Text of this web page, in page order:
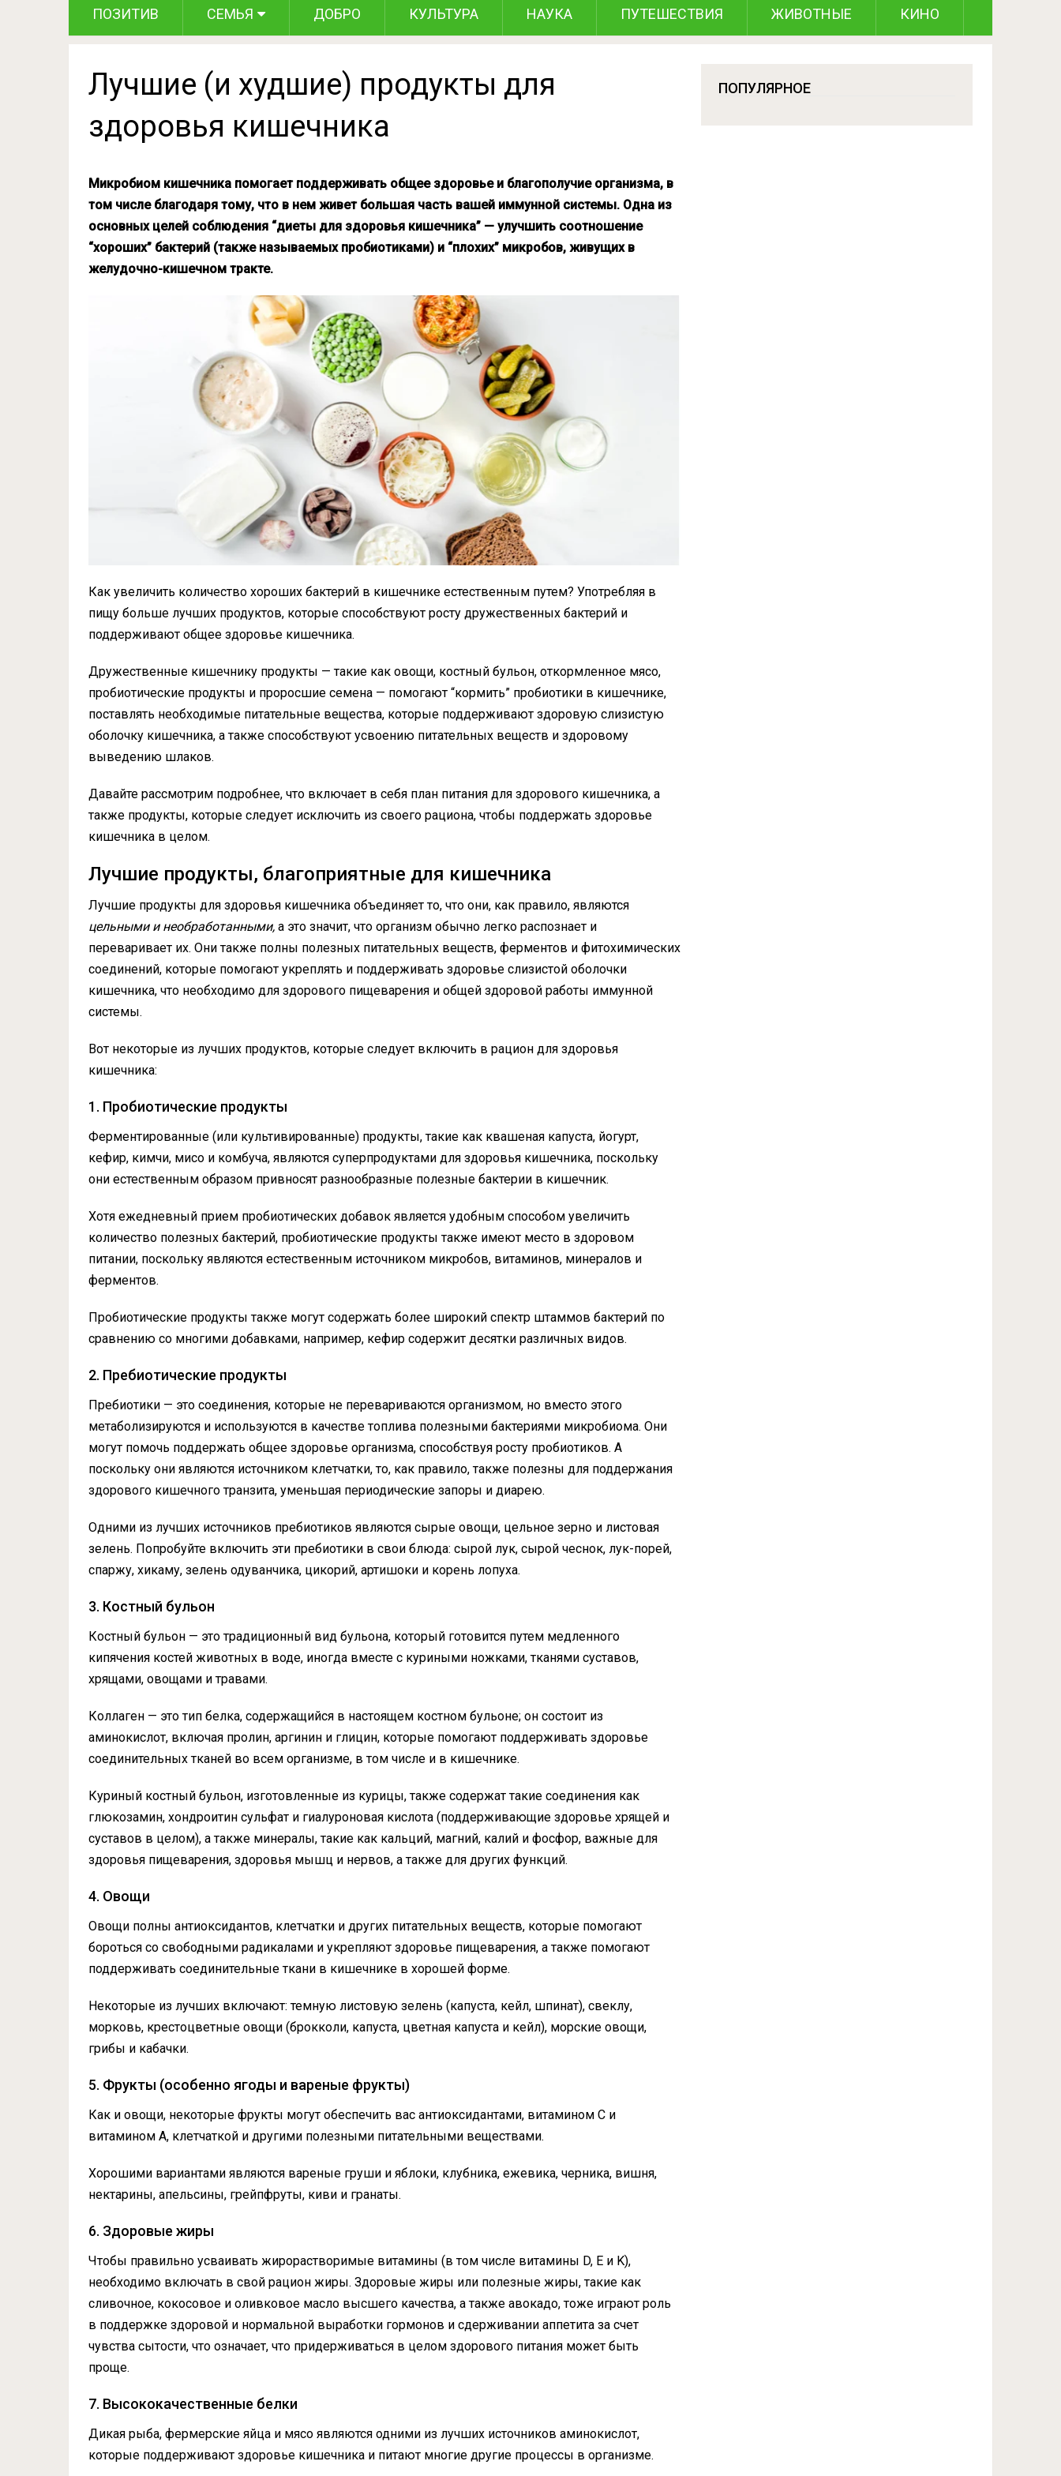
ПОЗИТИВ СЕМЬЯ ДОБРО КУЛЬТУРА НАУКА ПУТЕШЕСТВИЯ ЖИВОТНЫЕ КИНО
Лучшие (и худшие) продукты для
здоровья кишечника
Микробиом кишечника помогает поддерживать общее здоровье и благополучие организма, в
том числе благодаря тому, что в нем живет большая часть вашей иммунной системы. Одна из
основных целей соблюдения “диеты для здоровья кишечника” — улучшить соотношение
“хороших” бактерий (также называемых пробиотиками) и “плохих” микробов, живущих в
желудочно-кишечном тракте.
Как увеличить количество хороших бактерий в кишечнике естественным путем? Употребляя в
пищу больше лучших продуктов, которые способствуют росту дружественных бактерий и
поддерживают общее здоровье кишечника.
Дружественные кишечнику продукты — такие как овощи, костный бульон, откормленное мясо,
пробиотические продукты и проросшие семена — помогают “кормить” пробиотики в кишечнике,
поставлять необходимые питательные вещества, которые поддерживают здоровую слизистую
оболочку кишечника, а также способствуют усвоению питательных веществ и здоровому
выведению шлаков.
Давайте рассмотрим подробнее, что включает в себя план питания для здорового кишечника, а
также продукты, которые следует исключить из своего рациона, чтобы поддержать здоровье
кишечника в целом.
Лучшие продукты, благоприятные для кишечника
Лучшие продукты для здоровья кишечника объединяет то, что они, как правило, являются
цельными и необработанными, а это значит, что организм обычно легко распознает и
переваривает их. Они также полны полезных питательных веществ, ферментов и фитохимических
соединений, которые помогают укреплять и поддерживать здоровье слизистой оболочки
кишечника, что необходимо для здорового пищеварения и общей здоровой работы иммунной
системы.
Вот некоторые из лучших продуктов, которые следует включить в рацион для здоровья
кишечника:
1. Пробиотические продукты
Ферментированные (или культивированные) продукты, такие как квашеная капуста, йогурт,
кефир, кимчи, мисо и комбуча, являются суперпродуктами для здоровья кишечника, поскольку
они естественным образом привносят разнообразные полезные бактерии в кишечник.
Хотя ежедневный прием пробиотических добавок является удобным способом увеличить
количество полезных бактерий, пробиотические продукты также имеют место в здоровом
питании, поскольку являются естественным источником микробов, витаминов, минералов и
ферментов.
Пробиотические продукты также могут содержать более широкий спектр штаммов бактерий по
сравнению со многими добавками, например, кефир содержит десятки различных видов.
2. Пребиотические продукты
Пребиотики — это соединения, которые не перевариваются организмом, но вместо этого
метаболизируются и используются в качестве топлива полезными бактериями микробиома. Они
могут помочь поддержать общее здоровье организма, способствуя росту пробиотиков. А
поскольку они являются источником клетчатки, то, как правило, также полезны для поддержания
здорового кишечного транзита, уменьшая периодические запоры и диарею.
Одними из лучших источников пребиотиков являются сырые овощи, цельное зерно и листовая
зелень. Попробуйте включить эти пребиотики в свои блюда: сырой лук, сырой чеснок, лук-порей,
спаржу, хикаму, зелень одуванчика, цикорий, артишоки и корень лопуха.
3. Костный бульон
Костный бульон — это традиционный вид бульона, который готовится путем медленного
кипячения костей животных в воде, иногда вместе с куриными ножками, тканями суставов,
хрящами, овощами и травами.
Коллаген — это тип белка, содержащийся в настоящем костном бульоне; он состоит из
аминокислот, включая пролин, аргинин и глицин, которые помогают поддерживать здоровье
соединительных тканей во всем организме, в том числе и в кишечнике.
Куриный костный бульон, изготовленные из курицы, также содержат такие соединения как
глюкозамин, хондроитин сульфат и гиалуроновая кислота (поддерживающие здоровье хрящей и
суставов в целом), а также минералы, такие как кальций, магний, калий и фосфор, важные для
здоровья пищеварения, здоровья мышц и нервов, а также для других функций.
4. Овощи
Овощи полны антиоксидантов, клетчатки и других питательных веществ, которые помогают
бороться со свободными радикалами и укрепляют здоровье пищеварения, а также помогают
поддерживать соединительные ткани в кишечнике в хорошей форме.
Некоторые из лучших включают: темную листовую зелень (капуста, кейл, шпинат), свеклу,
морковь, крестоцветные овощи (брокколи, капуста, цветная капуста и кейл), морские овощи,
грибы и кабачки.
5. Фрукты (особенно ягоды и вареные фрукты)
Как и овощи, некоторые фрукты могут обеспечить вас антиоксидантами, витамином С и
витамином А, клетчаткой и другими полезными питательными веществами.
Хорошими вариантами являются вареные груши и яблоки, клубника, ежевика, черника, вишня,
нектарины, апельсины, грейпфруты, киви и гранаты.
6. Здоровые жиры
Чтобы правильно усваивать жирорастворимые витамины (в том числе витамины D, E и K),
необходимо включать в свой рацион жиры. Здоровые жиры или полезные жиры, такие как
сливочное, кокосовое и оливковое масло высшего качества, а также авокадо, тоже играют роль
в поддержке здоровой и нормальной выработки гормонов и сдерживании аппетита за счет
чувства сытости, что означает, что придерживаться в целом здорового питания может быть
проще.
7. Высококачественные белки
Дикая рыба, фермерские яйца и мясо являются одними из лучших источников аминокислот,
которые поддерживают здоровье кишечника и питают многие другие процессы в организме.
ПОПУЛЯРНОЕ